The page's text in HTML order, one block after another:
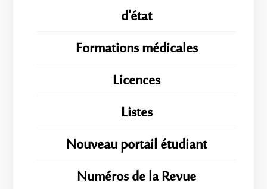
d'état
Formations médicales
Licences
Listes
Nouveau portail étudiant
Numéros de la Revue